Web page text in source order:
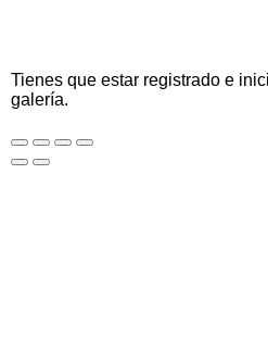
Tienes que estar registrado e
galería.